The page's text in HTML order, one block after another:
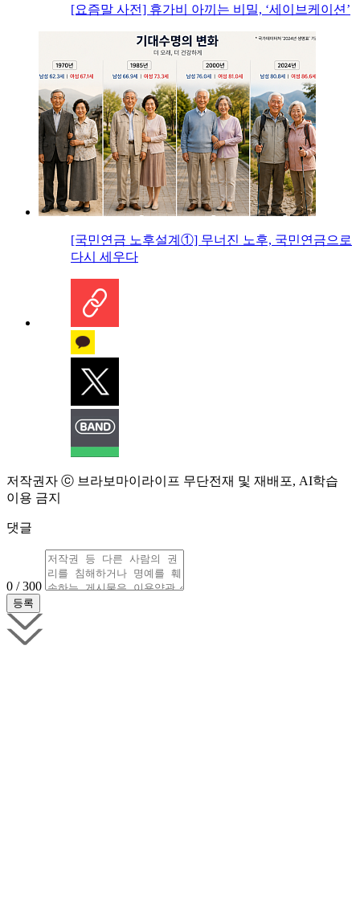
[요즘말 사전] 휴가비 아끼는 비밀, ‘세이브케이션’
[국민연금 노후설계①] 무너진 노후, 국민연금으로
다시 세우다
저작권자 ⓒ 브라보마이라이프 무단전재 및 재배포, AI학습
이용 금지
댓글
0 / 300